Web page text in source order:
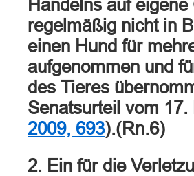
Handelns auf
regelmäßig nicht in
einen Hund für
aufgenommen und
des Tieres
Senatsurteil vom 17.
2009, 693).(Rn.6)
2. Ein für die